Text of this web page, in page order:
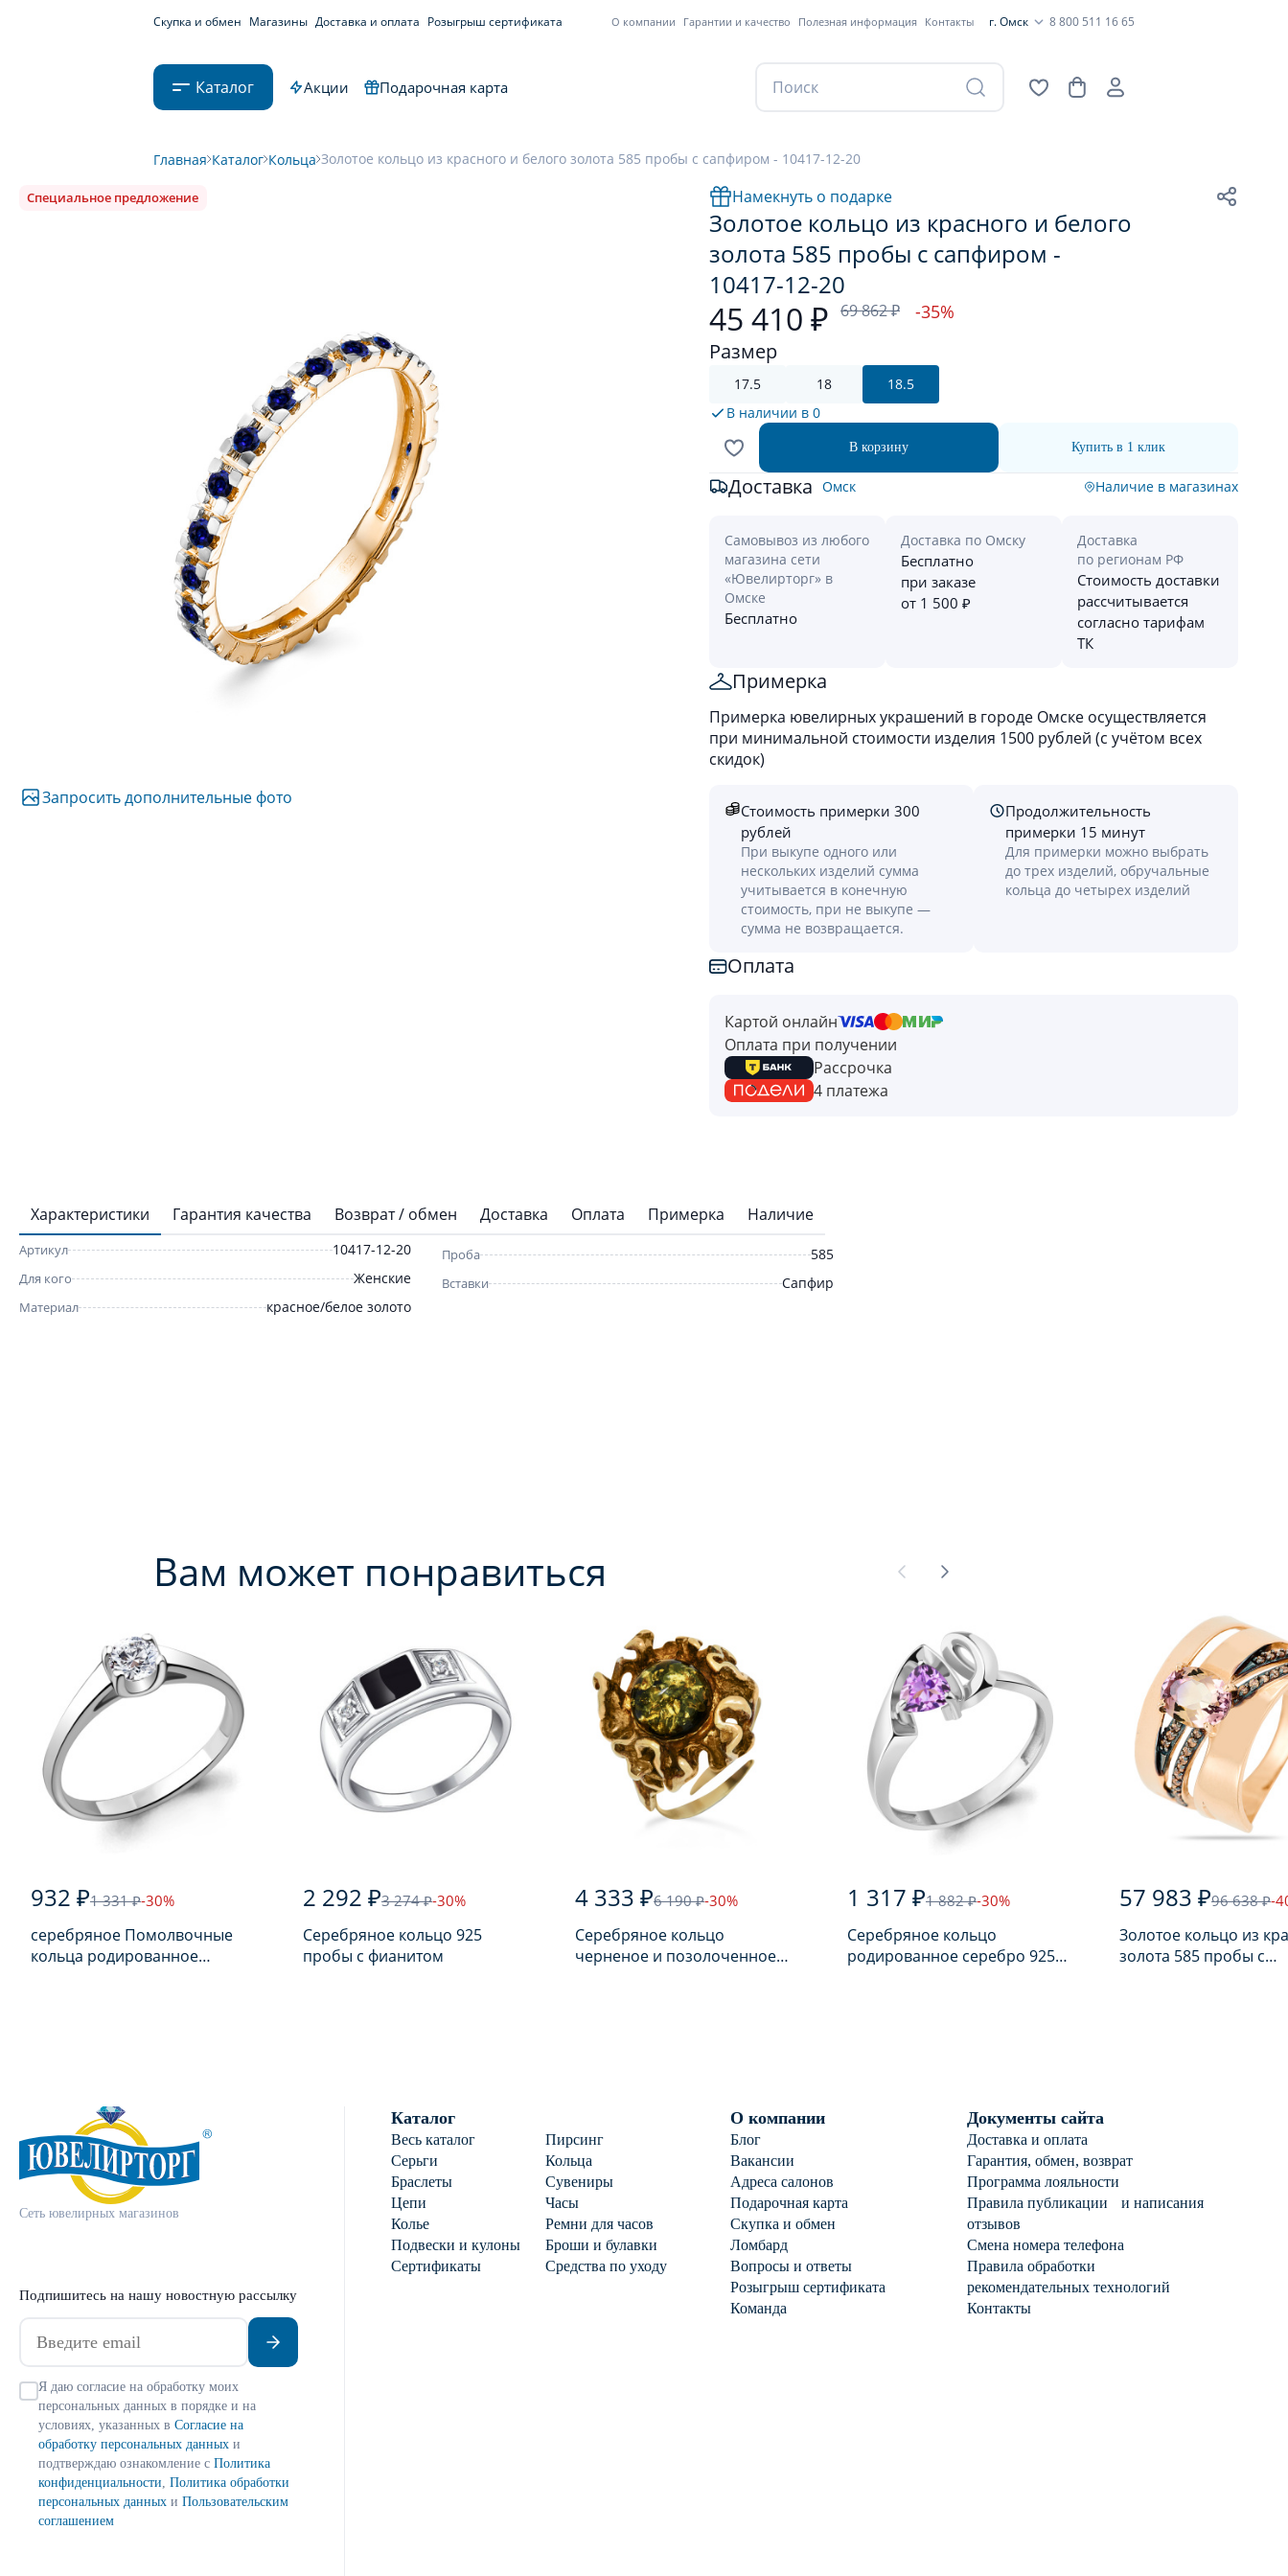
Скупка и обмен Магазины Доставка и оплата Розыгрыш сертификата О компании Гарантии и качество Полезная информация Контакты г. Омск 8 800 511 16 65
Каталог Акции Подарочная карта
Главная Каталог Кольца Золотое кольцо из красного и белого золота 585 пробы с сапфиром - 10417-12-20
Специальное предложение
Запросить дополнительные фото
Намекнуть о подарке
Золотое кольцо из красного и белого
золота 585 пробы с сапфиром -
10417-12-20
45 410 ₽ 69 862 ₽ -35%
Размер
17.5 18
18.5
В наличии в 0
В корзину Купить в 1 клик
Доставка Омск Наличие в магазинах
Самовывоз из любого
магазина сети
«Ювелирторг» в
Омске
Бесплатно
Доставка по Омску
Бесплатно
при заказе
от 1 500 ₽
Доставка
по регионам РФ
Стоимость доставки
рассчитывается
согласно тарифам
ТК
Примерка
Примерка ювелирных украшений в городе Омске осуществляется
при минимальной стоимости изделия 1500 рублей (с учётом всех
скидок)
Стоимость примерки 300
рублей
При выкупе одного или
нескольких изделий сумма
учитывается в конечную
стоимость, при не выкупе —
сумма не возвращается.
Продолжительность
примерки 15 минут
Для примерки можно выбрать
до трех изделий, обручальные
кольца до четырех изделий
Оплата
Картой онлайн
Оплата при получении
Рассрочка
4 платежа
Характеристики Гарантия качества Возврат / обмен Доставка Оплата Примерка Наличие
Артикул 10417-12-20
Для кого Женские
Материал красное/белое золото
Проба 585
Вставки Сапфир
Вам может понравиться
932 ₽1 331 ₽-30%
серебряное Помолвочные
кольца родированное
2 292 ₽3 274 ₽-30%
Серебряное кольцо 925
пробы с фианитом
4 333 ₽6 190 ₽-30%
Серебряное кольцо
черненое и позолоченное
1 317 ₽1 882 ₽-30%
Серебряное кольцо
родированное серебро 925
57 983 ₽96 638 ₽-
Золотое кольцо из
золота 585 пробы с
Сеть ювелирных магазинов
Подпишитесь на нашу новостную рассылку
Я даю согласие на обработку моих
персональных данных в порядке и на
условиях, указанных в Согласие на
обработку персональных данных и
подтверждаю ознакомление с Политика
конфиденциальности, Политика обработки
персональных данных и Пользовательским
соглашением
Каталог
Весь каталог
Пирсинг
Серьги
Кольца
Браслеты
Сувениры
Цепи
Часы
Колье
Ремни для часов
Подвески и кулоны
Броши и булавки
Сертификаты
Средства по уходу
О компании
Блог
Вакансии
Адреса салонов
Подарочная карта
Скупка и обмен
Ломбард
Вопросы и ответы
Розыгрыш сертификата
Команда
Документы сайта
Доставка и оплата
Гарантия, обмен, возврат
Программа лояльности
Правила публикации и написания
отзывов
Смена номера телефона
Правила обработки
рекомендательных технологий
Контакты